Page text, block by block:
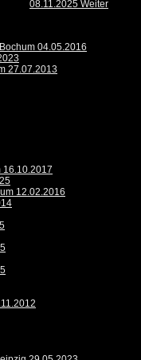
08.11.2025 Weiter
04.05.2016
27.07.2013
16.10.2017
12.02.2016